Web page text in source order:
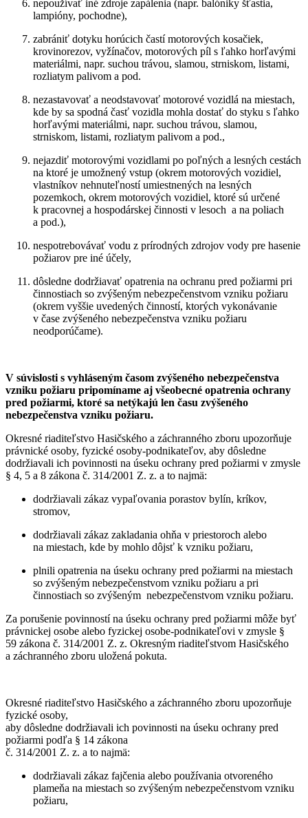
nepoužívať iné zdroje zapálenia (napr. balóniky šťastia,
lampióny, pochodne),
zabrániť dotyku horúcich častí motorových kosačiek,
krovinorezov, vyžínačov, motorových píl s ľahko horľavými
materiálmi, napr. suchou trávou, slamou, strniskom, listami,
rozliatym palivom a pod.
nezastavovať a neodstavovať motorové vozidlá na miestach,
kde by sa spodná časť vozidla mohla dostať do styku s ľahko
horľavými materiálmi, napr. suchou trávou, slamou,
strniskom, listami, rozliatym palivom a pod.,
nejazdiť motorovými vozidlami po poľných a lesných cestách
na ktoré je umožnený vstup (okrem motorových vozidiel,
vlastníkov nehnuteľností umiestnených na lesných
pozemkoch, okrem motorových vozidiel, ktoré sú určené
k pracovnej a hospodárskej činnosti v lesoch a na poliach
a pod.),
nespotrebovávať vodu z prírodných zdrojov vody pre hasenie
požiarov pre iné účely,
dôsledne dodržiavať opatrenia na ochranu pred požiarmi pri
činnostiach so zvýšeným nebezpečenstvom vzniku požiaru
(okrem vyššie uvedených činností, ktorých vykonávanie
v čase zvýšeného nebezpečenstva vzniku požiaru
neodporúčame).
V súvislosti s vyhláseným časom zvýšeného nebezpečenstva
vzniku požiaru pripomíname aj všeobecné opatrenia ochrany
pred požiarmi, ktoré sa netýkajú len času zvýšeného
nebezpečenstva vzniku požiaru.
Okresné riaditeľstvo Hasičského a záchranného zboru upozorňuje
právnické osoby, fyzické osoby-podnikateľov, aby dôsledne
dodržiavali ich povinnosti na úseku ochrany pred požiarmi v zmysle
§ 4, 5 a 8 zákona č. 314/2001 Z. z. a to najmä:
dodržiavali zákaz vypaľovania porastov bylín, kríkov,
stromov,
dodržiavali zákaz zakladania ohňa v priestoroch alebo
na miestach, kde by mohlo dôjsť k vzniku požiaru,
plnili opatrenia na úseku ochrany pred požiarmi na miestach
so zvýšeným nebezpečenstvom vzniku požiaru a pri
činnostiach so zvýšeným nebezpečenstvom vzniku požiaru.
Za porušenie povinností na úseku ochrany pred požiarmi môže byť
právnickej osobe alebo fyzickej osobe-podnikateľovi v zmysle §
59 zákona č. 314/2001 Z. z. Okresným riaditeľstvom Hasičského
a záchranného zboru uložená pokuta.
Okresné riaditeľstvo Hasičského a záchranného zboru upozorňuje
fyzické osoby,
aby dôsledne dodržiavali ich povinnosti na úseku ochrany pred
požiarmi podľa § 14 zákona
č. 314/2001 Z. z. a to najmä:
dodržiavali zákaz fajčenia alebo používania otvoreného
plameňa na miestach so zvýšeným nebezpečenstvom vzniku
požiaru,